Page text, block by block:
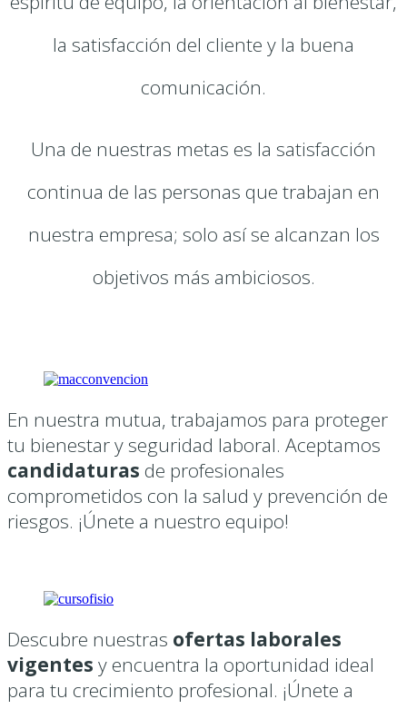
la satisfacción del cliente y la buena
comunicación.
Una de nuestras metas es la satisfacción
continua de las personas que trabajan en
nuestra empresa; solo así se alcanzan los
objetivos más ambiciosos.
En nuestra mutua, trabajamos para proteger
tu bienestar y seguridad laboral. Aceptamos
candidaturas de profesionales
comprometidos con la salud y prevención de
riesgos. ¡Únete a nuestro equipo!
Descubre nuestras ofertas laborales
vigentes y encuentra la oportunidad ideal
para tu crecimiento profesional. ¡Únete a